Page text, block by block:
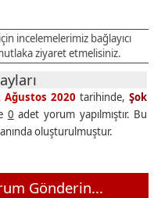
incelemelerimiz bağlayıcı
ziyaret etmelisiniz.
Ağustos 2020 tarihinde,Şok
0 adet yorum yapılmıştır. Bu
oluşturulmuştur.
Gönderin...